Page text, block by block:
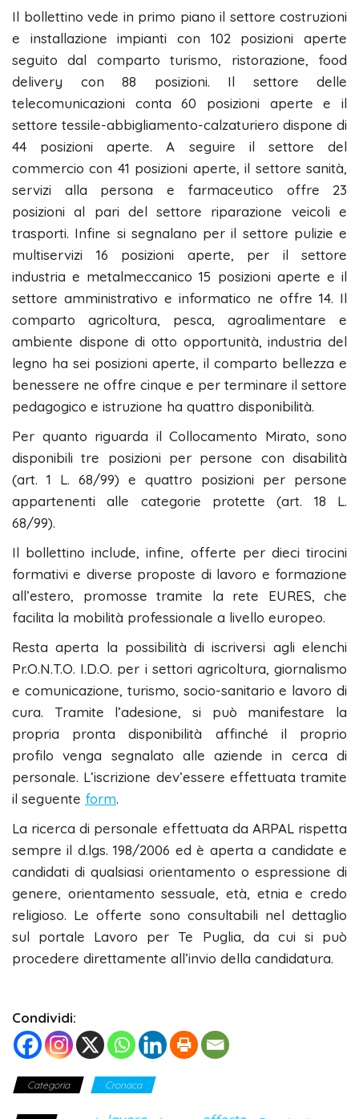
Il bollettino vede in primo piano il settore costruzioni
e installazione impianti con 102 posizioni aperte
seguito dal comparto turismo, ristorazione, food
delivery con 88 posizioni. Il settore delle
telecomunicazioni conta 60 posizioni aperte e il
settore tessile-abbigliamento-calzaturiero dispone di
44 posizioni aperte. A seguire il settore del
commercio con 41 posizioni aperte, il settore sanità,
servizi alla persona e farmaceutico offre 23
posizioni al pari del settore riparazione veicoli e
trasporti. Infine si segnalano per il settore pulizie e
multiservizi 16 posizioni aperte, per il settore
industria e metalmeccanico 15 posizioni aperte e il
settore amministrativo e informatico ne offre 14. Il
comparto agricoltura, pesca, agroalimentare e
ambiente dispone di otto opportunità, industria del
legno ha sei posizioni aperte, il comparto bellezza e
benessere ne offre cinque e per terminare il settore
pedagogico e istruzione ha quattro disponibilità.
Per quanto riguarda il Collocamento Mirato, sono
disponibili tre posizioni per persone con disabilità
(art. 1 L. 68/99) e quattro posizioni per persone
appartenenti alle categorie protette (art. 18 L.
68/99).
Il bollettino include, infine, offerte per dieci tirocini
formativi e diverse proposte di lavoro e formazione
all’estero, promosse tramite la rete EURES, che
facilita la mobilità professionale a livello europeo.
Resta aperta la possibilità di iscriversi agli elenchi
Pr.O.N.T.O. I.D.O. per i settori agricoltura, giornalismo
e comunicazione, turismo, socio-sanitario e lavoro di
cura. Tramite l’adesione, si può manifestare la
propria pronta disponibilità affinché il proprio
profilo venga segnalato alle aziende in cerca di
personale. L’iscrizione dev’essere effettuata tramite
il seguente form.
La ricerca di personale effettuata da ARPAL rispetta
sempre il d.lgs. 198/2006 ed è aperta a candidate e
candidati di qualsiasi orientamento o espressione di
genere, orientamento sessuale, età, etnia e credo
religioso. Le offerte sono consultabili nel dettaglio
sul portale Lavoro per Te Puglia, da cui si può
procedere direttamente all’invio della candidatura.
Condividi:
Categoria Cronaca